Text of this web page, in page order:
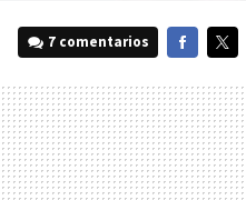
7 comentarios